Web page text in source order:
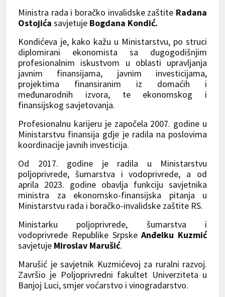
Ministra rada i boračko invalidske zaštite Radana
Ostojića savjetuje Bogdana Kondić.
Kondićeva je, kako kažu u Ministarstvu, po struci
diplomirani ekonomista sa dugogodišnjim
profesionalnim iskustvom u oblasti upravljanja
javnim finansijama, javnim investicijama,
projektima finansiranim iz domaćih i
međunarodnih izvora, te ekonomskog i
finansijskog savjetovanja.
Profesionalnu karijeru je započela 2007. godine u
Ministarstvu finansija gdje je radila na poslovima
koordinacije javnih investicija.
Od 2017. godine je radila u Ministarstvu
poljoprivrede, šumarstva i vodoprivrede, a od
aprila 2023. godine obavlja funkciju savjetnika
ministra za ekonomsko-finansijska pitanja u
Ministarstvu rada i boračko-invalidske zaštite RS.
Ministarku poljoprivrede, šumarstva i
vodoprivrede Republike SrpskeAnđelku Kuzmić
savjetuje Miroslav Marušić.
Marušić je savjetnik Kuzmićevoj za ruralni razvoj.
Završio je Poljoprivredni fakultet Univerziteta u
Banjoj Luci, smjer voćarstvo i vinogradarstvo.